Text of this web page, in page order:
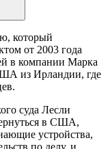
который
от 2003 года
в компании Марка
из Ирландии, где
суда Лесли
в США,
устройства,
по делу, и